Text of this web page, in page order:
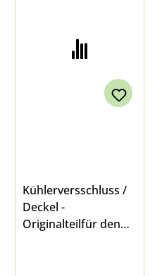
Kühlerversschluss /
Deckel -
Originalteilfür den